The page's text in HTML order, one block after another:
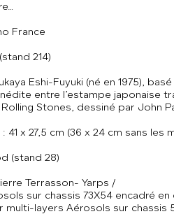
France
214)
Eshi-Fuyuki (né en 1975), basé
entre l’estampe japonaise
Stones, dessiné par John
x 27,5 cm (36 x 24 cm sans les
(stand 28)
Terrasson- Yarps /
sur chassis 73X54 encadré en
multi-layers Aérosols sur chassis